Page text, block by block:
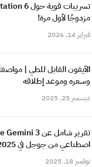
مزدوجًا لأول مرة!
فبراير 14, 2026
وسعره وموعد إطلاقه
ديسمبر 25, 2025
اصطناعي من جوجل في 2025
نوفمبر 18, 2025